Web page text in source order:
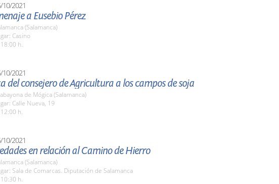
10/2021
a Eusebio Pérez
(Salamanca)
Casino
h.
10/2021
del consejero de Agricultura a los campos de soja
de Mógica (Salamanca)
Calle Nueva, 19
h.
10/2021
en relación al Camino de Hierro
(Salamanca)
Sala de Comarcas. Diputación de Salamanca
h.